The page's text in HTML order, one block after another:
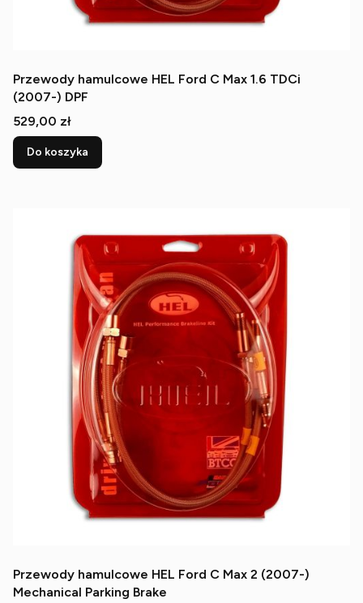
Przewody hamulcowe HEL Ford C Max 1.6 TDCi
(2007-) DPF
Cena
529,00 zł
Do koszyka
Przewody hamulcowe HEL Ford C Max 2 (2007-)
Mechanical Parking Brake